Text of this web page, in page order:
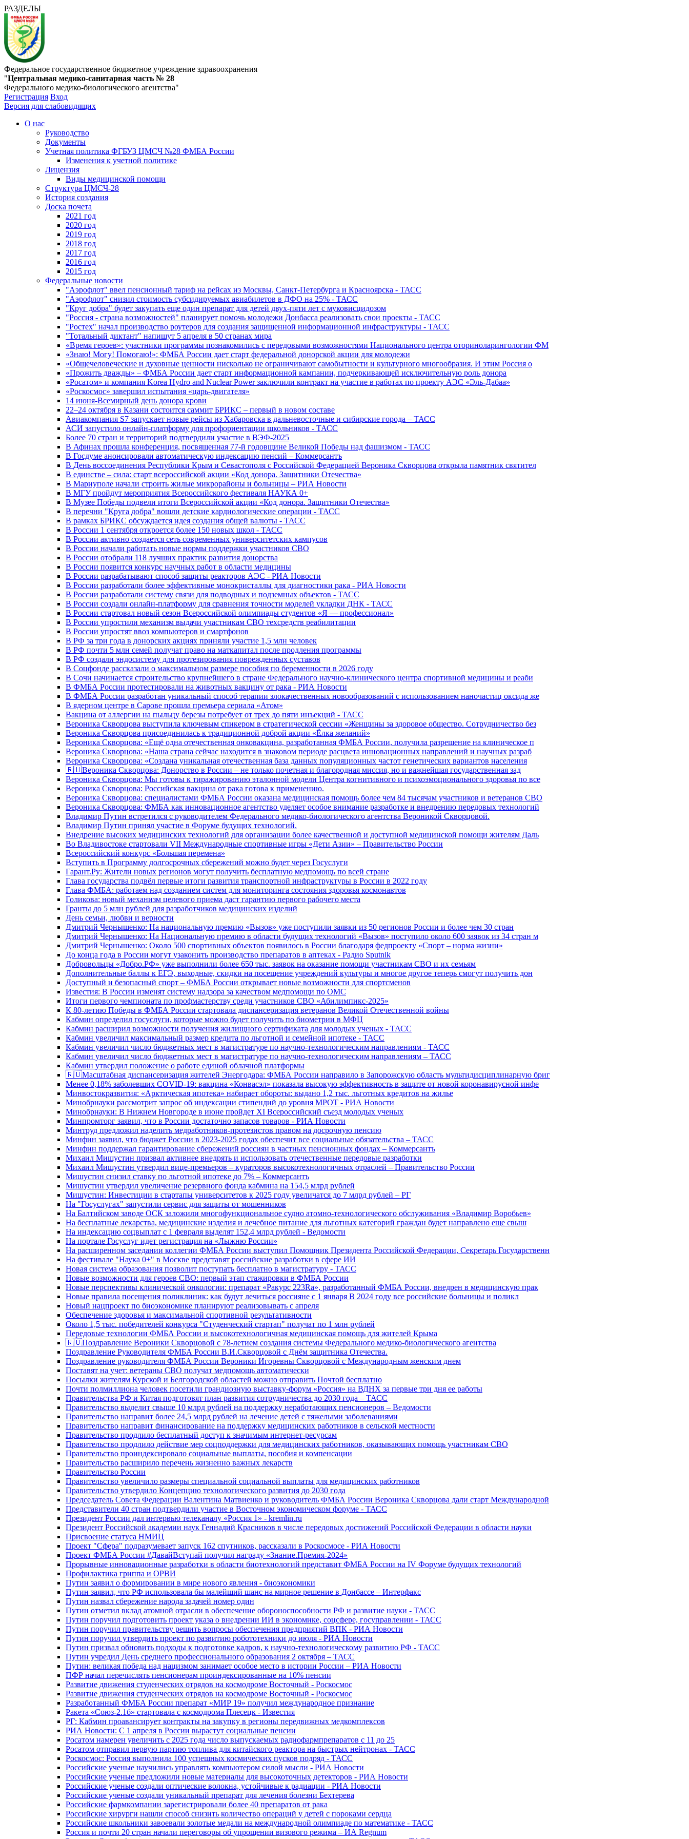
РАЗДЕЛЫ
Федеральное государственное бюджетное учреждение здравоохранения
"Центральная медико-санитарная часть № 28
Федерального медико-биологического агентства"
Регистрация Вход
Версия для слабовидящих
О нас
Руководство
Документы
Учетная политика ФГБУЗ ЦМСЧ №28 ФМБА России
Изменения к учетной политике
Лицензия
Виды медицинской помощи
Структура ЦМСЧ-28
История создания
Доска почета
2021 год
2020 год
2019 год
2018 год
2017 год
2016 год
2015 год
Федеральные новости
"Аэрофлот" ввел пенсионный тариф на рейсах из Москвы, Санкт-Петербурга и Красноярска - ТАСС
"Аэрофлот" снизил стоимость субсидируемых авиабилетов в ДФО на 25% - ТАСС
"Круг добра" будет закупать еще один препарат для детей двух-пяти лет с муковисцидозом
"Россия - страна возможностей" планирует помочь молодежи Донбасса реализовать свои проекты - ТАСС
"Ростех" начал производство роутеров для создания защищенной информационной инфраструктуры - ТАСС
"Тотальный диктант" напишут 5 апреля в 50 странах мира
«Время героев»: участники программы познакомились с передовыми возможностями Национального центра оториноларингологии ФМ
«Знаю! Могу! Помогаю!»: ФМБА России дает старт федеральной донорской акции для молодежи
«Общечеловеческие и духовные ценности нисколько не ограничивают самобытности и культурного многообразия. И этим Россия о
«Прожить дважды» – ФМБА России дает старт информационной кампании, подчеркивающей исключительную роль донора
«Росатом» и компания Korea Hydro and Nuclear Power заключили контракт на участие в работах по проекту АЭС «Эль-Дабаа»
«Роскосмос» завершил испытания «царь-двигателя»
14 июня-Всемирный день донора крови
22–24 октября в Казани состоится саммит БРИКС – первый в новом составе
Авиакомпания S7 запускает новые рейсы из Хабаровска в дальневосточные и сибирские города – ТАСС
АСИ запустило онлайн-платформу для профориентации школьников - ТАСС
Более 70 стран и территорий подтвердили участие в ВЭФ-2025
В Афинах прошла конференция, посвященная 77-й годовщине Великой Победы над фашизмом - ТАСС
В Госдуме анонсировали автоматическую индексацию пенсий – Коммерсантъ
В День воссоединения Республики Крым и Севастополя с Российской Федерацией Вероника Скворцова открыла памятник святител
В единстве – сила: старт всероссийской акции «Код донора. Защитники Отечества»
В Мариуполе начали строить жилые микрорайоны и больницы – РИА Новости
В МГУ пройдут мероприятия Всероссийского фестиваля НАУКА 0+
В Музее Победы подвели итоги Всероссийской акции «Код донора. Защитники Отечества»
В перечни "Круга добра" вошли детские кардиологические операции - ТАСС
В рамках БРИКС обсуждается идея создания общей валюты - ТАСС
В России 1 сентября откроется более 150 новых школ - ТАСС
В России активно создается сеть современных университетских кампусов
В России начали работать новые нормы поддержки участников СВО
В России отобрали 118 лучших практик развития донорства
В России появится конкурс научных работ в области медицины
В России разрабатывают способ защиты реакторов АЭС - РИА Новости
В России разработали более эффективные монокристаллы для диагностики рака - РИА Новости
В России разработали систему связи для подводных и подземных объектов - ТАСС
В России создали онлайн-платформу для сравнения точности моделей укладки ДНК - ТАСС
В России стартовал новый сезон Всероссийской олимпиады студентов «Я — профессионал»
В России упростили механизм выдачи участникам СВО техсредств реабилитации
В России упростят ввоз компьютеров и смартфонов
В РФ за три года в донорских акциях приняли участие 1,5 млн человек
В РФ почти 5 млн семей получат право на маткапитал после продления программы
В РФ создали эндосистему для протезирования поврежденных суставов
В Соцфонде рассказали о максимальном размере пособия по беременности в 2026 году
В Сочи начинается строительство крупнейшего в стране Федерального научно-клинического центра спортивной медицины и реаби
В ФМБА России протестировали на животных вакцину от рака - РИА Новости
В ФМБА России разработан уникальный способ терапии злокачественных новообразований с использованием наночастиц оксида же
В ядерном центре в Сарове прошла премьера сериала «Атом»
Вакцина от аллергии на пыльцу березы потребует от трех до пяти инъекций - ТАСС
Вероника Скворцова выступила ключевым спикером в стратегической сессии «Женщины за здоровое общество. Сотрудничество без
Вероника Скворцова присоединилась к традиционной доброй акции «Ёлка желаний»
Вероника Скворцова: «Ещё одна отечественная онковакцина, разработанная ФМБА России, получила разрешение на клиническое п
Вероника Скворцова: «Наша страна сейчас находится в знаковом периоде расцвета инновационных направлений и научных разраб
Вероника Скворцова: «Создана уникальная отечественная база данных популяционных частот генетических вариантов населения
🇷🇺Вероника Скворцова: Донорство в России – не только почетная и благородная миссия, но и важнейшая государственная зад
Вероника Скворцова: Мы готовы к тиражированию эталонной модели Центра когнитивного и психоэмоционального здоровья по все
Вероника Скворцова: Российская вакцина от рака готова к применению.
Вероника Скворцова: специалистами ФМБА России оказана медицинская помощь более чем 84 тысячам участников и ветеранов СВО
Вероника Скворцова: ФМБА как инновационное агентство уделяет особое внимание разработке и внедрению передовых технологий
Владимир Путин встретился с руководителем Федерального медико-биологического агентства Вероникой Скворцовой.
Владимир Путин принял участие в Форуме будущих технологий.
Внедрение высоких медицинских технологий для организации более качественной и доступной медицинской помощи жителям Даль
Во Владивостоке стартовали VII Международные спортивные игры «Дети Азии» – Правительство России
Всероссийский конкурс «Большая перемена»
Вступить в Программу долгосрочных сбережений можно будет через Госуслуги
Гарант.Ру: Жители новых регионов могут получить бесплатную медпомощь по всей стране
Глава государства подвёл первые итоги развития транспортной инфраструктуры в России в 2022 году
Глава ФМБА: работаем над созданием систем для мониторинга состояния здоровья космонавтов
Голикова: новый механизм целевого приема даст гарантию первого рабочего места
Гранты до 5 млн рублей для разработчиков медицинских изделий
День семьи, любви и верности
Дмитрий Чернышенко: На национальную премию «Вызов» уже поступили заявки из 50 регионов России и более чем 30 стран
Дмитрий Чернышенко: На Национальную премию в области будущих технологий «Вызов» поступило около 600 заявок из 34 стран м
Дмитрий Чернышенко: Около 500 спортивных объектов появилось в России благодаря федпроекту «Спорт – норма жизни»
До конца года в России могут узаконить производство препаратов в аптеках - Радио Sputnik
Добровольцы «Добро.РФ» уже выполнили более 650 тыс. заявок на оказание помощи участникам СВО и их семьям
Дополнительные баллы к ЕГЭ, выходные, скидки на посещение учреждений культуры и многое другое теперь смогут получить дон
Доступный и безопасный спорт – ФМБА России открывает новые возможности для спортсменов
Известия: В России изменят систему надзора за качеством медпомощи по ОМС
Итоги первого чемпионата по профмастерству среди участников СВО «Абилимпикс-2025»
К 80-летию Победы в ФМБА России стартовала диспансеризация ветеранов Великой Отечественной войны
Кабмин определил госуслуги, которые можно будет получить по биометрии в МФЦ
Кабмин расширил возможности получения жилищного сертификата для молодых ученых - ТАСС
Кабмин увеличил максимальный размер кредита по льготной и семейной ипотеке - ТАСС
Кабмин увеличил число бюджетных мест в магистратуре по научно-технологическим направлениям - ТАСС
Кабмин увеличил число бюджетных мест в магистратуре по научно-технологическим направлениям – ТАСС
Кабмин утвердил положение о работе единой облачной платформы
🇷🇺Масштабная диспансеризация жителей Энергодара: ФМБА России направило в Запорожскую область мультидисциплинарную бриг
Менее 0,18% заболевших COVID-19: вакцина «Конвасэл» показала высокую эффективность в защите от новой коронавирусной инфе
Минвостокразвития: «Арктическая ипотека» набирает обороты: выдано 1,2 тыс. льготных кредитов на жилье
Минобрнауки рассмотрит запрос об индексации стипендий до уровня МРОТ - РИА Новости
Минобрнауки: В Нижнем Новгороде в июне пройдет XI Всероссийский съезд молодых ученых
Минпромторг заявил, что в России достаточно запасов товаров - РИА Новости
Минтруд предложил наделить медработников-протезистов правом на досрочную пенсию
Минфин заявил, что бюджет России в 2023-2025 годах обеспечит все социальные обязательства – ТАСС
Минфин поддержал гарантирование сбережений россиян в частных пенсионных фондах – Коммерсантъ
Михаил Мишустин призвал активнее внедрять и использовать отечественные передовые разработки
Михаил Мишустин утвердил вице-премьеров – кураторов высокотехнологичных отраслей – Правительство России
Мишустин снизил ставку по льготной ипотеке до 7% – Коммерсантъ
Мишустин утвердил увеличение резервного фонда кабмина на 154,5 млрд рублей
Мишустин: Инвестиции в стартапы университетов к 2025 году увеличатся до 7 млрд рублей – РГ
На "Госуслугах" запустили сервис для защиты от мошенников
На Балтийском заводе ОСК заложили многофункциональное судно атомно-технологического обслуживания «Владимир Воробьев»
На бесплатные лекарства, медицинские изделия и лечебное питание для льготных категорий граждан будет направлено еще свыш
На индексацию соцвыплат с 1 февраля выделят 152,4 млрд рублей - Ведомости
На портале Госуслуг идет регистрация на «Лыжню России»
На расширенном заседании коллегии ФМБА России выступил Помощник Президента Российской Федерации, Секретарь Государственн
На фестивале "Наука 0+" в Москве представят российские разработки в сфере ИИ
Новая система образования позволит поступать бесплатно в магистратуру - ТАСС
Новые возможности для героев СВО: первый этап стажировки в ФМБА России
Новые перспективы клинической онкологии: препарат «Ракурс 223Ra», разработанный ФМБА России, внедрен в медицинскую прак
Новые правила посещения поликлиник: как будут лечиться россияне с 1 января В 2024 году все российские больницы и поликл
Новый нацпроект по биоэкономике планируют реализовывать с апреля
Обеспечение здоровья и максимальной спортивной результативности
Около 1,5 тыс. победителей конкурса "Студенческий стартап" получат по 1 млн рублей
Передовые технологии ФМБА России и высокотехнологичная медицинская помощь для жителей Крыма
🇷🇺Поздравление Вероники Скворцовой с 78-летием создания системы Федерального медико-биологического агентства
Поздравление Руководителя ФМБА России В.И.Скворцовой с Днём защитника Отечества.
Поздравление руководителя ФМБА России Вероники Игоревны Скворцовой с Международным женским днем
Поставят на учет: ветераны СВО получат медпомощь автоматически
Посылки жителям Курской и Белгородской областей можно отправить Почтой бесплатно
Почти полмиллиона человек посетили грандиозную выставку-форум «Россия» на ВДНХ за первые три дня ее работы
Правительства РФ и Китая подготовят план развития сотрудничества до 2030 года – ТАСС
Правительство выделит свыше 10 млрд рублей на поддержку неработающих пенсионеров – Ведомости
Правительство направит более 24,5 млрд рублей на лечение детей с тяжелыми заболеваниями
Правительство направит финансирование на поддержку медицинских работников в сельской местности
Правительство продлило бесплатный доступ к значимым интернет-ресурсам
Правительство продлило действие мер соцподдержки для медицинских работников, оказывающих помощь участникам СВО
Правительство проиндексировало социальные выплаты, пособия и компенсации
Правительство расширило перечень жизненно важных лекарств
Правительство России
Правительство увеличило размеры специальной социальной выплаты для медицинских работников
Правительство утвердило Концепцию технологического развития до 2030 года
Председатель Совета Федерации Валентина Матвиенко и руководитель ФМБА России Вероника Скворцова дали старт Международной
Представители 40 стран подтвердили участие в Восточном экономическом форуме - ТАСС
Президент России дал интервью телеканалу «Россия 1» - kremlin.ru
Президент Российской академии наук Геннадий Красников в числе передовых достижений Российской Федерации в области науки
Присвоение статуса НМИЦ
Проект "Сфера" подразумевает запуск 162 спутников, рассказали в Роскосмосе - РИА Новости
Проект ФМБА России #ДавайВступай получил награду «Знание.Премия-2024»
Прорывные инновационные разработки в области биотехнологий представит ФМБА России на IV Форуме будущих технологий
Профилактика гриппа и ОРВИ
Путин заявил о формировании в мире нового явления - биоэкономики
Путин заявил, что РФ использовала бы малейший шанс на мирное решение в Донбассе – Интерфакс
Путин назвал сбережение народа задачей номер один
Путин отметил вклад атомной отрасли в обеспечение обороноспособности РФ и развитие науки - ТАСС
Путин поручил подготовить проект указа о внедрении ИИ в экономике, соцсфере, госуправлении - ТАСС
Путин поручил правительству решить вопросы обеспечения предприятий ВПК - РИА Новости
Путин поручил утвердить проект по развитию робототехники до июля - РИА Новости
Путин призвал обновить подходы к подготовке кадров, к научно-технологическому развитию РФ - ТАСС
Путин учредил День среднего профессионального образования 2 октября – ТАСС
Путин: великая победа над нацизмом занимает особое место в истории России – РИА Новости
ПФР начал перечислять пенсионерам проиндексированные на 10% пенсии
Развитие движения студенческих отрядов на космодроме Восточный - Роскосмос
Развитие движения студенческих отрядов на космодроме Восточный - Роскосмос
Разработанный ФМБА России препарат «МИР 19» получил международное признание
Ракета «Союз-2.1б» стартовала с космодрома Плесецк - Известия
РГ: Кабмин проавансирует контракты на закупку в регионы передвижных медкомплексов
РИА Новости: С 1 апреля в России вырастут социальные пенсии
Росатом намерен увеличить с 2025 года число выпускаемых радиофармпрепаратов с 11 до 25
Росатом отправил первую партию топлива для китайского реактора на быстрых нейтронах - ТАСС
Роскосмос: Россия выполнила 100 успешных космических пусков подряд - ТАСС
Российские ученые научились управлять компьютером силой мысли - РИА Новости
Российские ученые предложили новые материалы для высокоточных детекторов - РИА Новости
Российские ученые создали оптические волокна, устойчивые к радиации - РИА Новости
Российские ученые создали уникальный препарат для лечения болезни Бехтерева
Российские фармкомпании зарегистрировали более 40 препаратов от рака
Российские хирурги нашли способ снизить количество операций у детей с пороками сердца
Российские школьники завоевали золотые медали на международной олимпиаде по математике - ТАСС
Россия и почти 20 стран начали переговоры об упрощении визового режима – ИА Regnum